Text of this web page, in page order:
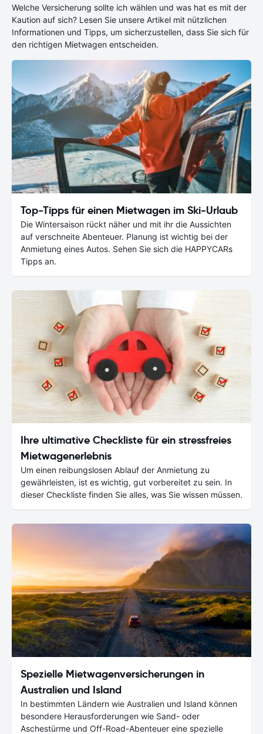
Welche Versicherung sollte ich wählen und was hat es mit der
Kaution auf sich? Lesen Sie unsere Artikel mit nützlichen
Informationen und Tipps, um sicherzustellen, dass Sie sich für
den richtigen Mietwagen entscheiden.
Top-Tipps für einen Mietwagen im Ski-Urlaub
Die Wintersaison rückt näher und mit ihr die Aussichten
auf verschneite Abenteuer. Planung ist wichtig bei der
Anmietung eines Autos. Sehen Sie sich die HAPPYCARs
Tipps an.
Ihre ultimative Checkliste für ein stressfreies
Mietwagenerlebnis
Um einen reibungslosen Ablauf der Anmietung zu
gewährleisten, ist es wichtig, gut vorbereitet zu sein. In
dieser Checkliste finden Sie alles, was Sie wissen müssen.
Spezielle Mietwagenversicherungen in
Australien und Island
In bestimmten Ländern wie Australien und Island können
besondere Herausforderungen wie Sand- oder
Aschestürme und Off-Road-Abenteuer eine spezielle